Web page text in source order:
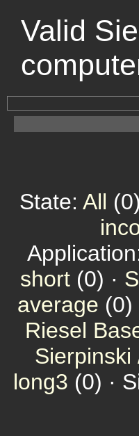
Valid
State: All
short (0) ·
average (0)
Riesel
Sierpinski
long3 (0) ·